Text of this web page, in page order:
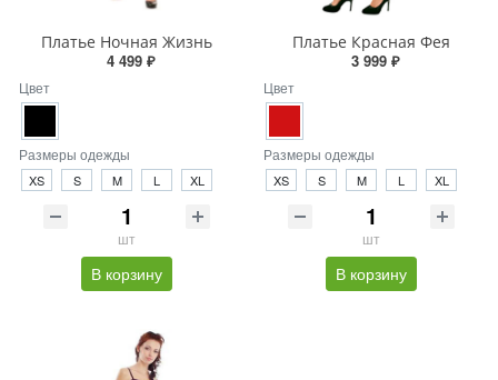
Платье Ночная Жизнь
4 499 ₽
Цвет
Размеры одежды
XS S M L XL
шт
В корзину
Платье Красная Фея
3 999 ₽
Цвет
Размеры одежды
XS S M L XL
шт
В корзину